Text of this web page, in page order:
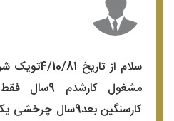
سلام از
مشغول
کارسنگین